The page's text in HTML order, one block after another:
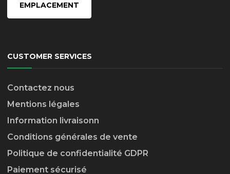
EMPLACEMENT
CUSTOMER SERVICES
Contactez nous
Mentions légales
Information livraisonn
Conditions générales de vente
Politique de confidentialité GDPR
Paiement sécurisé